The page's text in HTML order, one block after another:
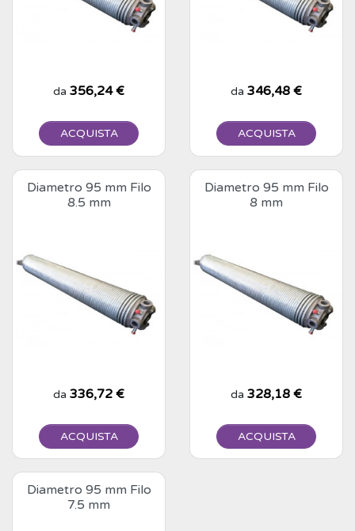
Prezzo
da 356,24 €
ACQUISTA
Prezzo
da 346,48 €
ACQUISTA
Diametro 95 mm Filo
8.5 mm
Prezzo
da 336,72 €
ACQUISTA
Diametro 95 mm Filo
8 mm
Prezzo
da 328,18 €
ACQUISTA
Diametro 95 mm Filo
7.5 mm